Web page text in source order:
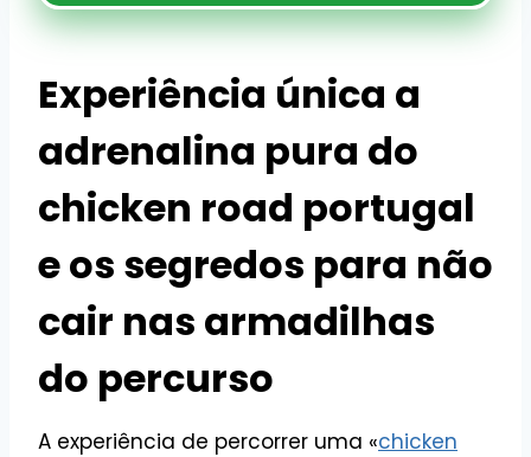
Experiência única a
adrenalina pura do
chicken road portugal
e os segredos para não
cair nas armadilhas
do percurso
A experiência de percorrer uma «chicken